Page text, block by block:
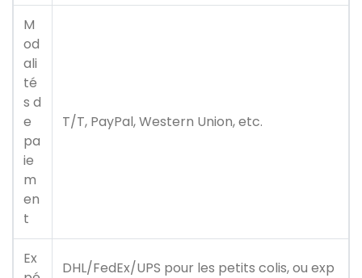
M
od
ali
té
s d
e
pa
ie
m
en
t
T/T, PayPal, Western Union, etc.
Ex
DHL/FedEx/UPS pour les petits colis, ou exp